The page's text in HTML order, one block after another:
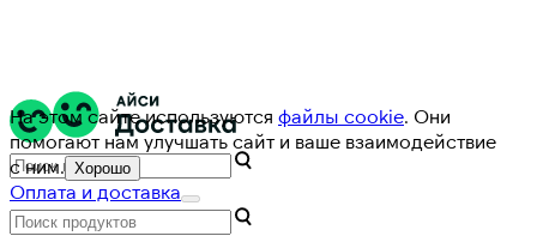
На этом сайте используются файлы cookie. Они
помогают нам улучшать сайт и ваше взаимодействие
с ним. Хорошо
Оплата и доставка